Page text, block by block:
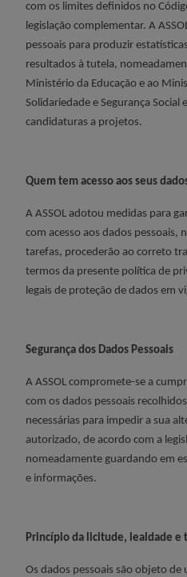
com os limites definidos no
legislação complementar. A
pessoais para produzir
resultados à tutela,
Ministério da Educação e ao
Solidariedade e Segurança Social
candidaturas a projetos.
Quem tem acesso aos seus
A ASSOL adotou medidas para
com acesso aos dados pessoais,
tarefas, procederão ao correto
termos da presente política de
legais de proteção de dados em
Segurança dos Dados Pessoais
A ASSOL compromete-se a
com os dados pessoais
necessárias para impedir a sua
autorizado, de acordo com a
nomeadamente guardando em
e informações.
Princípio da licitude, lealdade e
Os dados pessoais são objeto